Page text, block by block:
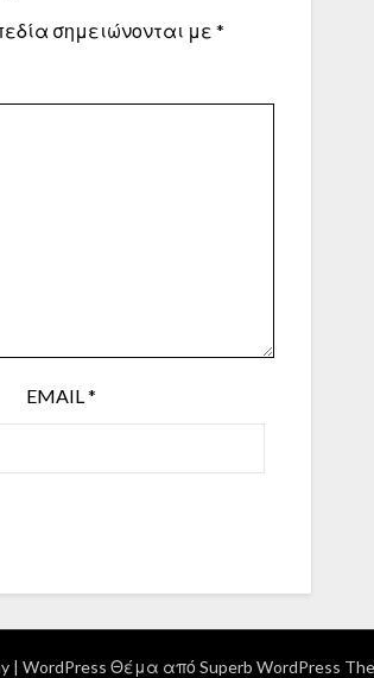
σημειώνονται με *
EMAIL*
| WordPress Θέμα από Superb WordPress